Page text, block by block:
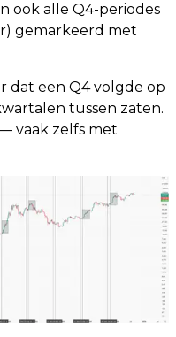
ook alle Q4-periodes
gemarkeerd met
dat een Q4 volgde op
tussen zaten.
vaak zelfs met